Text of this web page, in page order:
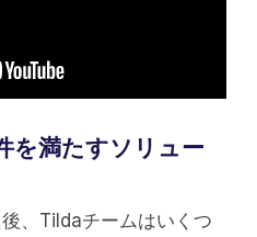
を満たすソリュー
、Tildaチームはいくつ